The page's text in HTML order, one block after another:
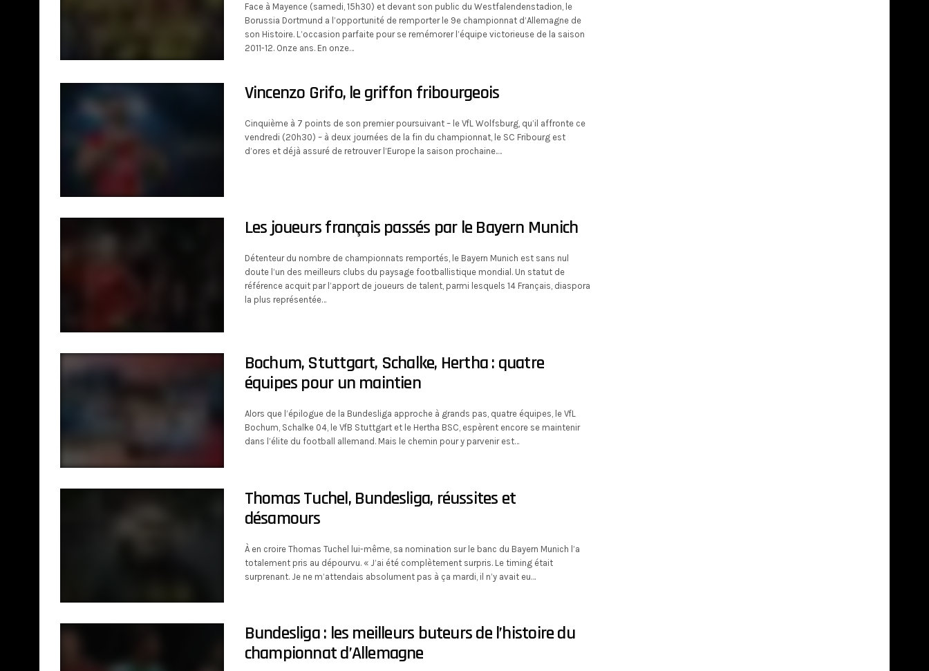
Face à Mayence (samedi, 15h30) et devant son public du Westfalendenstadion, le
Borussia Dortmund a l’opportunité de remporter le 9e championnat d’Allemagne de
son Histoire. L’occasion parfaite pour se remémorer l’équipe victorieuse de la saison
2011-12. Onze ans. En onze…
Vincenzo Grifo, le griffon fribourgeois
Cinquième à 7 points de son premier poursuivant – le VfL Wolfsburg, qu’il affronte ce
vendredi (20h30) – à deux journées de la fin du championnat, le SC Fribourg est
d’ores et déjà assuré de retrouver l’Europe la saison prochaine.…
Les joueurs français passés par le Bayern Munich
Détenteur du nombre de championnats remportés, le Bayern Munich est sans nul
doute l’un des meilleurs clubs du paysage footballistique mondial. Un statut de
référence acquit par l’apport de joueurs de talent, parmi lesquels 14 Français, diaspora
la plus représentée…
Bochum, Stuttgart, Schalke, Hertha : quatre
équipes pour un maintien
Alors que l’épilogue de la Bundesliga approche à grands pas, quatre équipes, le VfL
Bochum, Schalke 04, le VfB Stuttgart et le Hertha BSC, espèrent encore se maintenir
dans l’élite du football allemand. Mais le chemin pour y parvenir est…
Thomas Tuchel, Bundesliga, réussites et
désamours
À en croire Thomas Tuchel lui-même, sa nomination sur le banc du Bayern Munich l’a
totalement pris au dépourvu. « J’ai été complètement surpris. Le timing était
surprenant. Je ne m’attendais absolument pas à ça mardi, il n’y avait eu…
Bundesliga : les meilleurs buteurs de l’histoire du
championnat d’Allemagne